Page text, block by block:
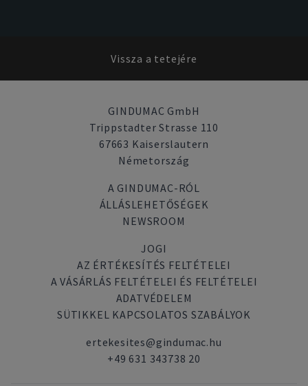
Vissza a tetejére
GINDUMAC GmbH
Trippstadter Strasse 110
67663 Kaiserslautern
Németország
A GINDUMAC-RÓL
ÁLLÁSLEHETŐSÉGEK
NEWSROOM
JOGI
AZ ÉRTÉKESÍTÉS FELTÉTELEI
A VÁSÁRLÁS FELTÉTELEI ÉS FELTÉTELEI
ADATVÉDELEM
SÜTIKKEL KAPCSOLATOS SZABÁLYOK
ertekesites@gindumac.hu
+49 631 343738 20